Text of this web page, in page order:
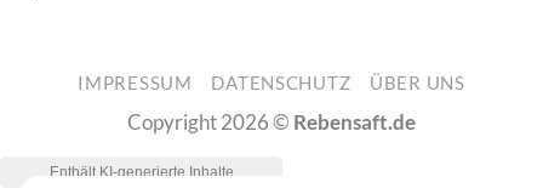
IMPRESSUM DATENSCHUTZ ÜBER UNS
Copyright 2026 © Rebensaft.de